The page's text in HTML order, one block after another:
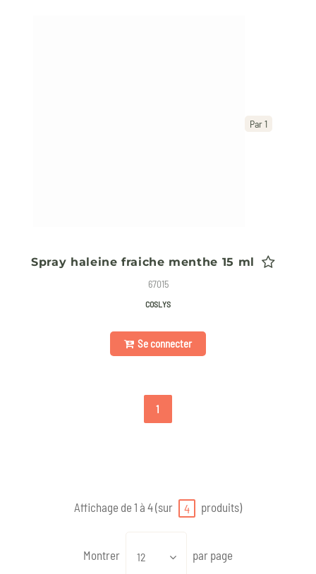
Par 1
Spray haleine fraiche menthe 15 ml
67015
COSLYS
Se connecter
1
Affichage de 1 à 4 (sur 4 produits)
Montrer 12 par page